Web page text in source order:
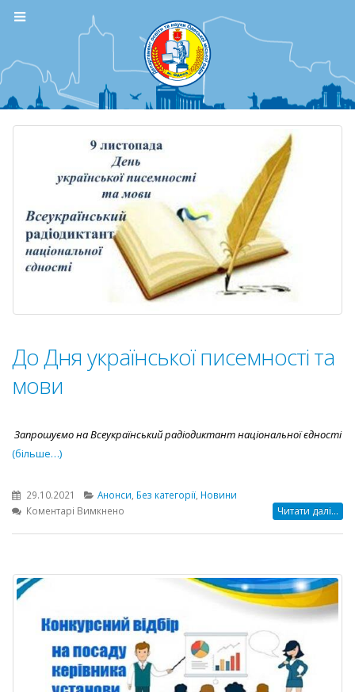
До Дня української писемності та
мови
Запрошуємо на Всеукраїнський радіодиктант національної єдності
(більше…)
29.10.2021 Анонси Без категорії Новини
Коментарі Вимкненодо
писемності
Читати далі...